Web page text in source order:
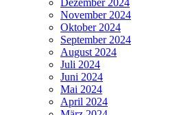
Dezember 2024
November 2024
Oktober 2024
September 2024
August 2024
Juli 2024
Juni 2024
Mai 2024
April 2024